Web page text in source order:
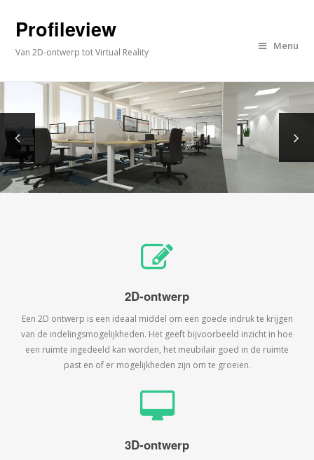
Profileview
Van 2D-ontwerp tot Virtual Reality
Menu
2D-ontwerp
Een 2D ontwerp is een ideaal middel om een goede indruk te krijgen
van de indelingsmogelijkheden. Het geeft bijvoorbeeld inzicht in hoe
een ruimte ingedeeld kan worden, het meubilair goed in de ruimte
past en of er mogelijkheden zijn om te groeien.
3D-ontwerp